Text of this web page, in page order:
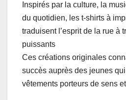
Inspirés par la culture, la
du quotidien, les t-shirts à
traduisent l’esprit de la rue à
puissants
Ces créations originales
succès auprès des jeunes
vêtements porteurs de sens